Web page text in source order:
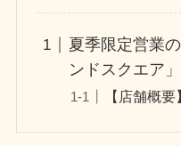
夏季限定営業
ンドスクエア」
【店舗概要